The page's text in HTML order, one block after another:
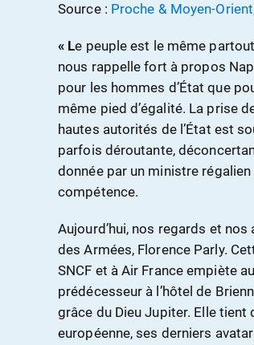
Source : Proche & Moyen-
« Le peuple est le même
nous rappelle fort à propos
pour les hommes d’État que
même pied d’égalité. La prise
hautes autorités de l’État est
parfois déroutante,
donnée par un ministre
compétence.
Aujourd’hui, nos regards et
des Armées, Florence Parly.
SNCF et à Air France empiète
prédécesseur à l’hôtel de
grâce du Dieu Jupiter. Elle
européenne, ses derniers